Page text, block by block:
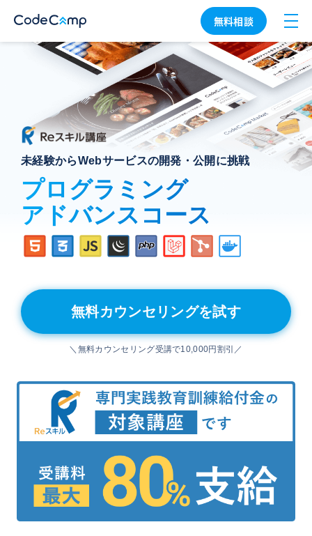
無料相談
未経験からWebサービスの開発・公開に挑戦
プログラミング
アドバンスコース
無料カウンセリングを試す
＼無料カウンセリング受講で10,000円割引／